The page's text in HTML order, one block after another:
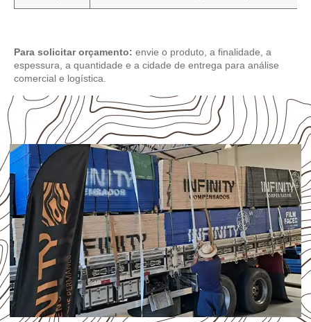
Para solicitar orçamento: envie o produto, a finalidade, a
espessura, a quantidade e a cidade de entrega para análise
comercial e logística.